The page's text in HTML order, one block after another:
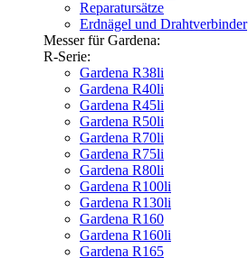
Reparatursätze
Erdnägel und Drahtverbinder
Messer für Gardena:
R-Serie:
Gardena R38li
Gardena R40li
Gardena R45li
Gardena R50li
Gardena R70li
Gardena R75li
Gardena R80li
Gardena R100li
Gardena R130li
Gardena R160
Gardena R160li
Gardena R165